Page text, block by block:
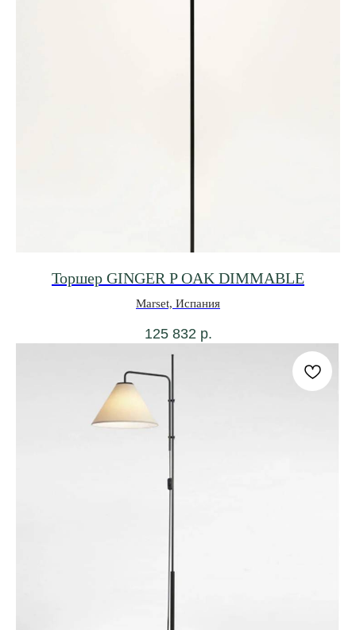
Торшер GINGER P OAK DIMMABLE
Marset, Испания
125 832 р.